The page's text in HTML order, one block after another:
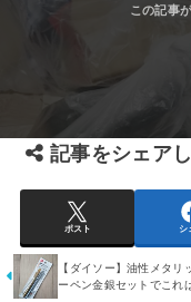
記事をシェア
ポスト シ
【ダイソー】油性メタリ
ーペン金銀セットでこれ